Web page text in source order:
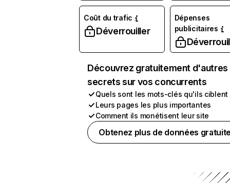
Coût du trafic
Déverrouiller
Dépenses
publicitaires
Découvrez gratuitement d'autres
secrets sur vos concurrents
Quels sont les mots-clés qu'ils ciblent
Leurs pages les plus importantes
Comment ils monétisent leur site
Obtenez plus de données